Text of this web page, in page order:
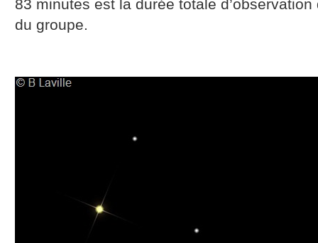
83 minutes est la durée totale
du groupe.